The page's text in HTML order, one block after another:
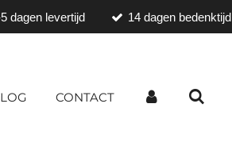
dagen levertijd 14 dagen bedenktijd
CONTACT